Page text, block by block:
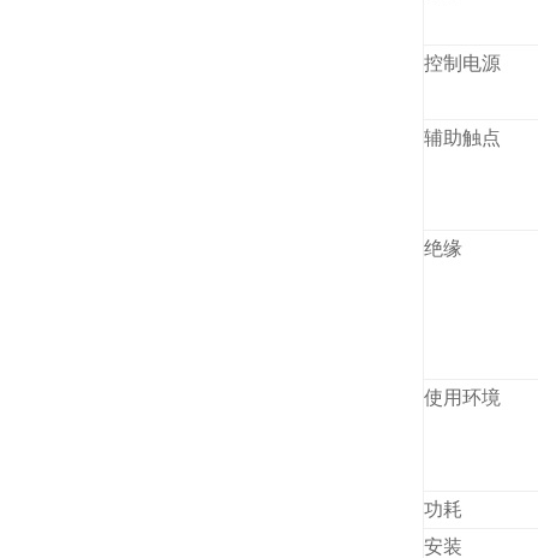
控制电源
辅助触点
绝缘
使用环境
功耗
安装